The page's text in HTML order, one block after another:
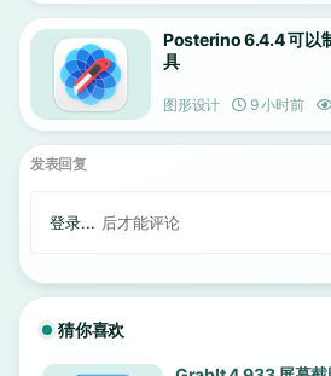
Posterino 6.4.4 可以
具
图形设计 9 小时前
发表回复
登录... 后才能评论
猜你喜欢